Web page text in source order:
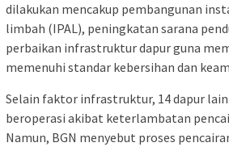
dilakukan mencakup pembangunan
limbah (IPAL), peningkatan sarana
perbaikan infrastruktur dapur guna
memenuhi standar kebersihan dan
Selain faktor infrastruktur, 14 dapur
beroperasi akibat keterlambatan
Namun, BGN menyebut proses